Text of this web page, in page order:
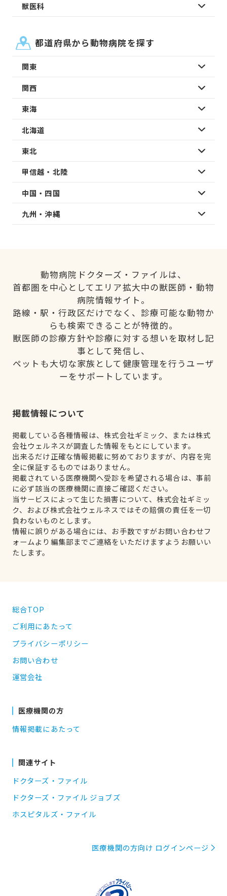
獣医科
都道府県から動物病院を探す
関東
関西
東海
北海道
東北
甲信越・北陸
中国・四国
九州・沖縄
動物病院ドクターズ・ファイルは、
首都圏を中心としてエリア拡大中の獣医師・動物
病院情報サイト。
路線・駅・行政区だけでなく、診療可能な動物か
らも検索できることが特徴的。
獣医師の診療方針や診療に対する想いを取材し記
事として発信し、
ペットも大切な家族として健康管理を行うユーザ
ーをサポートしています。
掲載情報について
掲載している各種情報は、株式会社ギミック、または株式
会社ウェルネスが調査した情報をもとにしています。
出来るだけ正確な情報掲載に努めておりますが、内容を完
全に保証するものではありません。
掲載されている医療機関へ受診を希望される場合は、事前
に必ず該当の医療機関に直接ご確認ください。
当サービスによって生じた損害について、株式会社ギミッ
ク、および株式会社ウェルネスではその賠償の責任を一切
負わないものとします。
情報に誤りがある場合には、お手数ですがお問い合わせフ
ォームより編集部までご連絡をいただけますようお願いい
たします。
総合TOP
ご利用にあたって
プライバシーポリシー
お問い合わせ
運営会社
医療機関の方
情報掲載にあたって
関連サイト
ドクターズ・ファイル
ドクターズ・ファイル ジョブズ
ホスピタルズ・ファイル
医療機関の方向け ログインページ